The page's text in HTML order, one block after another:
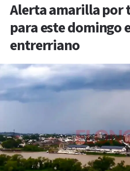
Alerta amarilla por
para este domingo
entrerriano